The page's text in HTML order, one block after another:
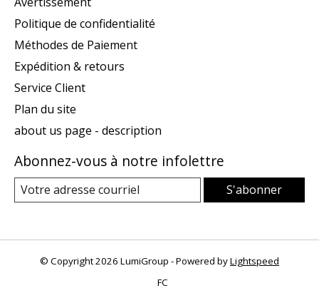
Politique de confidentialité
Méthodes de Paiement
Expédition & retours
Service Client
Plan du site
about us page - description
Abonnez-vous à notre infolettre
S'abonner
© Copyright 2026 LumiGroup - Powered byLightspeed
FC